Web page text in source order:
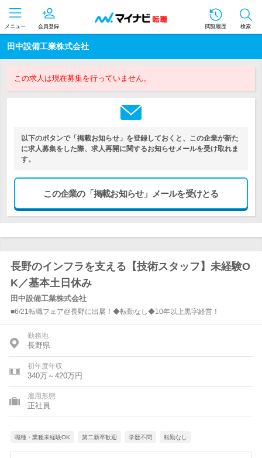
メニュー 会員登録 閲覧履歴 検索
田中設備工業株式会社
この求人は現在募集を行っていません。
以下のボタンで「掲載お知らせ」を登録しておくと、この企業が新た
に求人募集をした際、求人再開に関するお知らせメールを受け取れま
す。
この企業の「掲載お知らせ」メールを受けとる
長野のインフラを支える【技術スタッフ】未経験O
K／基本土日休み
田中設備工業株式会社
■6/21転職フェア@長野に出展！◆転勤なし◆10年以上黒字経営！
勤務地
長野県
初年度年収
340万～420万円
雇用形態
正社員
職種・業種未経験OK 第二新卒歓迎 学歴不問 転勤なし